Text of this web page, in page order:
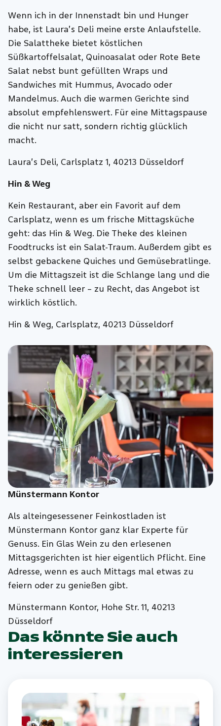
Wenn ich in der Innenstadt bin und Hunger
habe, ist Laura’s Deli meine erste Anlaufstelle.
Die Salattheke bietet köstlichen
Süßkartoffelsalat, Quinoasalat oder Rote Bete
Salat nebst bunt gefüllten Wraps und
Sandwiches mit Hummus, Avocado oder
Mandelmus. Auch die warmen Gerichte sind
absolut empfehlenswert. Für eine Mittagspause
die nicht nur satt, sondern richtig glücklich
macht.
Laura’s Deli, Carlsplatz 1, 40213 Düsseldorf
Hin & Weg
Kein Restaurant, aber ein Favorit auf dem
Carlsplatz, wenn es um frische Mittagsküche
geht: das Hin & Weg. Die Theke des kleinen
Foodtrucks ist ein Salat-Traum. Außerdem gibt es
selbst gebackene Quiches und Gemüsebratlinge.
Um die Mittagszeit ist die Schlange lang und die
Theke schnell leer – zu Recht, das Angebot ist
wirklich köstlich.
Hin & Weg, Carlsplatz, 40213 Düsseldorf
Münstermann Kontor
Als alteingesessener Feinkostladen ist
Münstermann Kontor ganz klar Experte für
Genuss. Ein Glas Wein zu den erlesenen
Mittagsgerichten ist hier eigentlich Pflicht. Eine
Adresse, wenn es auch Mittags mal etwas zu
feiern oder zu genießen gibt.
Münstermann Kontor, Hohe Str. 11, 40213
Düsseldorf
Das könnte Sie auch
interessieren